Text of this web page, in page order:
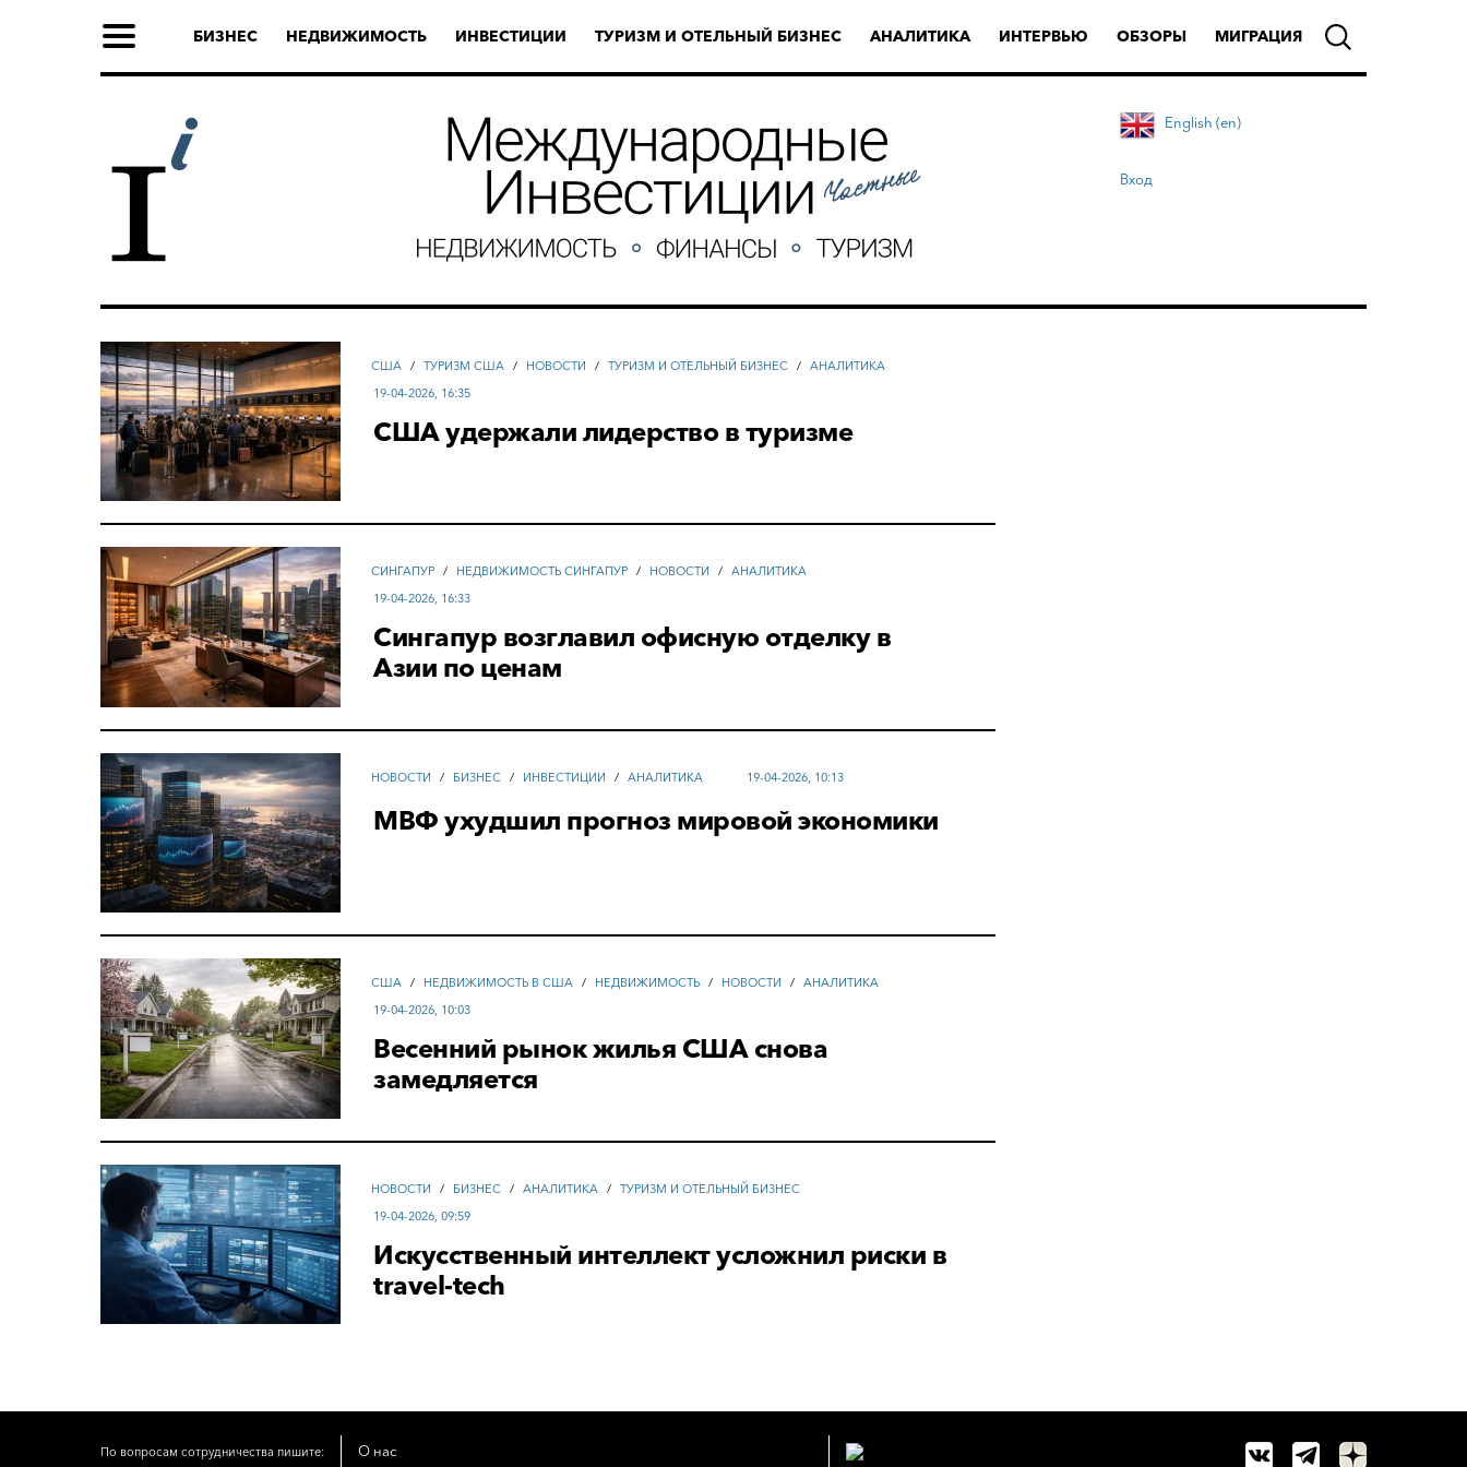
БИЗНЕС НЕДВИЖИМОСТЬ ИНВЕСТИЦИИ ТУРИЗМ И ОТЕЛЬНЫЙ БИЗНЕС АНАЛИТИКА ИНТЕРВЬЮ ОБЗОРЫ МИГРАЦИЯ
English (en)
Вход
США / ТУРИЗМ США / НОВОСТИ / ТУРИЗМ И ОТЕЛЬНЫЙ БИЗНЕС / АНАЛИТИКА
19-04-2026, 16:35
США удержали лидерство в туризме
СИНГАПУР / НЕДВИЖИМОСТЬ СИНГАПУР / НОВОСТИ / АНАЛИТИКА
19-04-2026, 16:33
Сингапур возглавил офисную отделку в
Азии по ценам
НОВОСТИ / БИЗНЕС / ИНВЕСТИЦИИ / АНАЛИТИКА 19-04-2026, 10:13
МВФ ухудшил прогноз мировой экономики
США / НЕДВИЖИМОСТЬ В США / НЕДВИЖИМОСТЬ / НОВОСТИ / АНАЛИТИКА
19-04-2026, 10:03
Весенний рынок жилья США снова
замедляется
НОВОСТИ / БИЗНЕС / АНАЛИТИКА / ТУРИЗМ И ОТЕЛЬНЫЙ БИЗНЕС
19-04-2026, 09:59
Искусственный интеллект усложнил риски в
travel-tech
По вопросам сотрудничества пишите: О нас